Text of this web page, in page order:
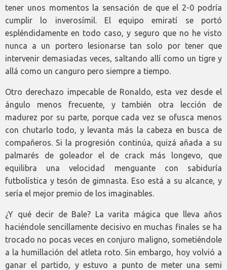
tener unos momentos la sensación de que el 2-0 podría
cumplir lo inverosímil. El equipo emiratí se portó
espléndidamente en todo caso, y seguro que no he visto
nunca a un portero lesionarse tan solo por tener que
intervenir demasiadas veces, saltando allí como un tigre y
allá como un canguro pero siempre a tiempo.
Otro derechazo impecable de Ronaldo, esta vez desde el
ángulo menos frecuente, y también otra lección de
madurez por su parte, porque cada vez se ofusca menos
con chutarlo todo, y levanta más la cabeza en busca de
compañeros. Si la progresión continúa, quizá añada a su
palmarés de goleador el de crack más longevo, que
equilibra una velocidad menguante con sabiduría
futbolística y tesón de gimnasta. Eso está a su alcance, y
sería el mejor premio de los imaginables.
¿Y qué decir de Bale? La varita mágica que lleva años
haciéndole sencillamente decisivo en muchas finales se ha
trocado no pocas veces en conjuro maligno, sometiéndole
a la humillación del atleta roto. Sin embargo, hoy volvió a
ganar el partido, y estuvo a punto de meter una semi